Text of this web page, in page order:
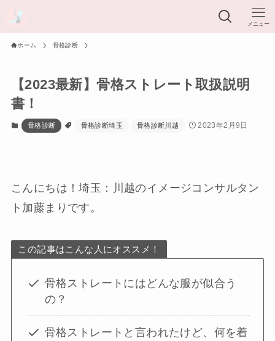
メニュー
ホーム 骨格診断
【2023最新】骨格ストレート取扱説明
書！
骨格診断 骨格診断埼玉 骨格診断川越 2023年2月9日
こんにちは！埼玉：川越のイメージコンサルタン
ト加藤まりです。
この記事はこんな人にオススメ！
骨格ストレートにはどんな服が似合う
の？
骨格ストレートと言われたけど、何を着